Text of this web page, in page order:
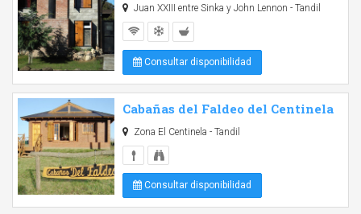
Juan XXIII entre Sinka y John Lennon - Tandil
Consultar disponibilidad
Cabañas del Faldeo del Centinela
Zona El Centinela - Tandil
Consultar disponibilidad